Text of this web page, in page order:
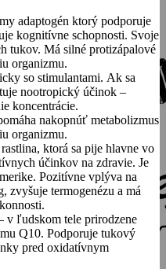
adaptogén ktorý podporuje
kognitívne schopnosti. Svoje
tukov. Má silné protizápalové
organizmu.
so stimulantami. Ak sa
nootropický účinok –
koncentrácie.
nakopnúť metabolizmus
organizmu.
ktorá sa pije hlavne vo
účinkov na zdravie. Je
Pozitívne vplýva na
zvyšuje termogenézu a má
v ľudskom tele prirodzene
Q10. Podporuje tukový
pred oxidatívnym